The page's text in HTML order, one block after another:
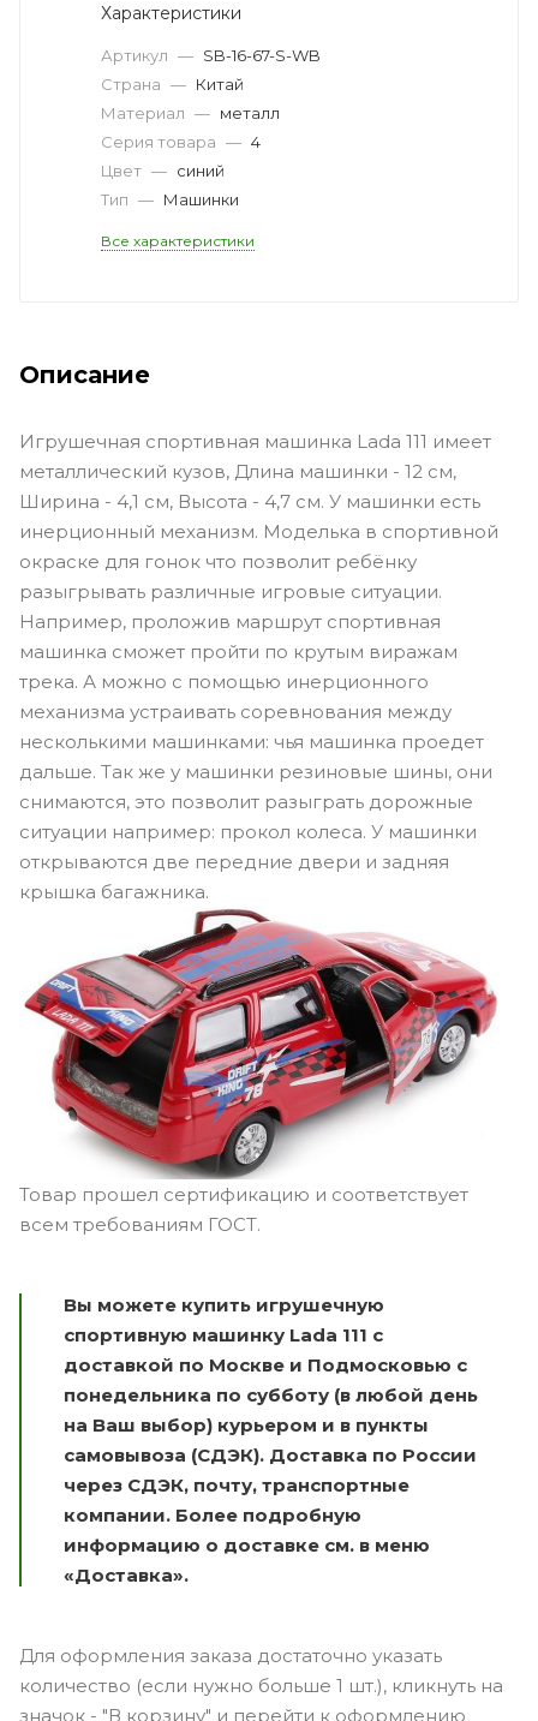
Характеристики
Артикул — SB-16-67-S-WB
Страна — Китай
Материал — металл
Серия товара — 4
Цвет — синий
Тип — Машинки
Все характеристики
Описание
Игрушечная спортивная машинка Lada 111 имеет
металлический кузов, Длина машинки - 12 см,
Ширина - 4,1 см, Высота - 4,7 см. У машинки есть
инерционный механизм. Моделька в спортивной
окраске для гонок что позволит ребёнку
разыгрывать различные игровые ситуации.
Например, проложив маршрут спортивная
машинка сможет пройти по крутым виражам
трека. А можно с помощью инерционного
механизма устраивать соревнования между
несколькими машинками: чья машинка проедет
дальше. Так же у машинки резиновые шины, они
снимаются, это позволит разыграть дорожные
ситуации например: прокол колеса. У машинки
открываются две передние двери и задняя
крышка багажника.
Товар прошел сертификацию и соответствует
всем требованиям ГОСТ.
Вы можете купить игрушечную
спортивную машинку Lada 111 с
доставкой по Москве и Подмосковью с
понедельника по субботу (в любой день
на Ваш выбор) курьером и в пункты
самовывоза (СДЭК). Доставка по России
через СДЭК, почту, транспортные
компании. Более подробную
информацию о доставке см. в меню
«Доставка».
Для оформления заказа достаточно указать
количество (если нужно больше 1 шт.), кликнуть на
значок - "В корзину" и перейти к оформлению